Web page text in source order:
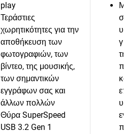
play
Τεράστιες
χωρητικότητες για την
αποθήκευση των
φωτογραφιών, των
βίντεο, της μουσικής,
των σημαντικών
εγγράφων σας και
άλλων πολλών
Θύρα SuperSpeed
USB 3.2 Gen 1